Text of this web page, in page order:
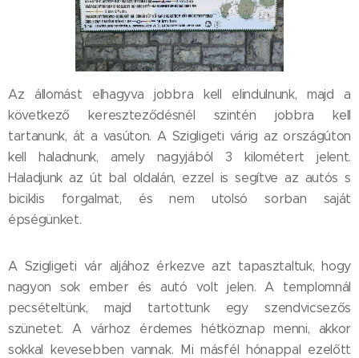
Az állomást elhagyva jobbra kell elindulnunk, majd a
következő kereszteződésnél szintén jobbra kell
tartanunk, át a vasúton. A Szigligeti várig az országúton
kell haladnunk, amely nagyjából 3 kilométert jelent.
Haladjunk az út bal oldalán, ezzel is segítve az autós s
biciklis forgalmat, és nem utolsó sorban saját
épségünket.
A Szigligeti vár aljához érkezve azt tapasztaltuk, hogy
nagyon sok ember és autó volt jelen. A templomnál
pecsételtünk, majd tartottunk egy szendvicsezős
szünetet. A várhoz érdemes hétköznap menni, akkor
sokkal kevesebben vannak. Mi másfél hónappal ezelőtt